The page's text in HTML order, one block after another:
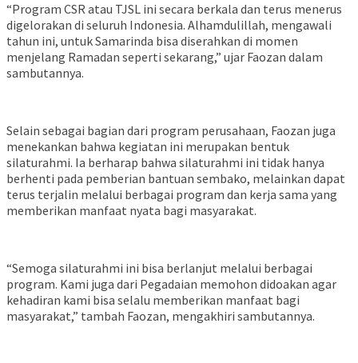
“Program CSR atau TJSL ini secara berkala dan terus menerus
digelorakan di seluruh Indonesia. Alhamdulillah, mengawali
tahun ini, untuk Samarinda bisa diserahkan di momen
menjelang Ramadan seperti sekarang,” ujar Faozan dalam
sambutannya.
Selain sebagai bagian dari program perusahaan, Faozan juga
menekankan bahwa kegiatan ini merupakan bentuk
silaturahmi. Ia berharap bahwa silaturahmi ini tidak hanya
berhenti pada pemberian bantuan sembako, melainkan dapat
terus terjalin melalui berbagai program dan kerja sama yang
memberikan manfaat nyata bagi masyarakat.
“Semoga silaturahmi ini bisa berlanjut melalui berbagai
program. Kami juga dari Pegadaian memohon didoakan agar
kehadiran kami bisa selalu memberikan manfaat bagi
masyarakat,” tambah Faozan, mengakhiri sambutannya.